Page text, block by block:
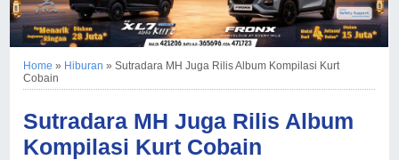
Home » Hiburan »Sutradara MH Juga Rilis Album Kompilasi Kurt
Cobain
Sutradara MH Juga Rilis Album
Kompilasi Kurt Cobain